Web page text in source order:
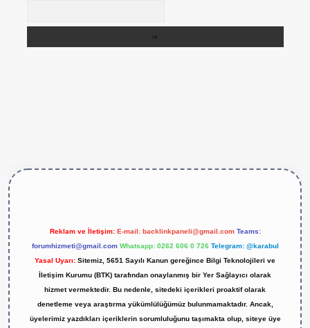
Reklam ve İletişim: E-mail: backlinkpaneli@gmail.com Teams:
forumhizmeti@gmail.com Whatsapp: 0262 606 0 726 Telegram: @karabul
Yasal Uyarı: Sitemiz, 5651 Sayılı Kanun gereğince Bilgi Teknolojileri ve
İletişim Kurumu (BTK) tarafından onaylanmış bir Yer Sağlayıcı olarak
hizmet vermektedir. Bu nedenle, sitedeki içerikleri proaktif olarak
denetleme veya araştırma yükümlülüğümüz bulunmamaktadır. Ancak,
üyelerimiz yazdıkları içeriklerin sorumluluğunu taşımakta olup, siteye üye